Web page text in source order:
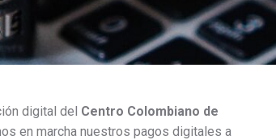
digital del Centro Colombiano de
en marcha nuestros pagos digitales a